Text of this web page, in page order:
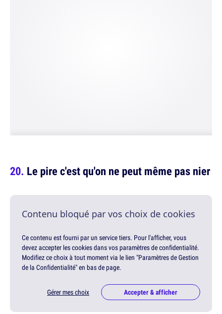
Le pire c'est qu'on ne peut même pas nier
Contenu bloqué par vos choix de cookies
Ce contenu est fourni par un service tiers. Pour l'afficher, vous
devez accepter les cookies dans vos paramètres de confidentialité.
Modifiez ce choix à tout moment via le lien "Paramètres de Gestion
de la Confidentialité" en bas de page.
Gérer mes choix Accepter & afficher